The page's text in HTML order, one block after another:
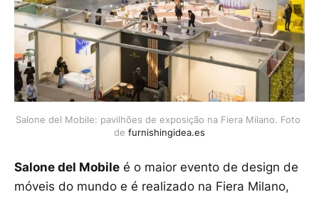
Salone del Mobile: pavilhões de exposição na Fiera Milano. Foto
de furnishingidea.es
Salone del Mobile é o maior evento de design de
móveis do mundo e é realizado na Fiera Milano,